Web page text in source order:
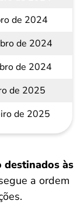
de 2024
de 2024
de 2024
de 2025
de 2025
destinados às
a ordem